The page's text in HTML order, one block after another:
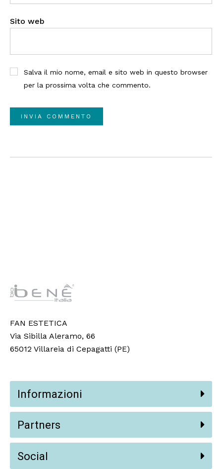
Sito web
Salva il mio nome, email e sito web in questo browser
per la prossima volta che commento.
FAN ESTETICA
Via Sibilla Aleramo, 66
65012 Villareia di Cepagatti (PE)
Informazioni
Partners
Social